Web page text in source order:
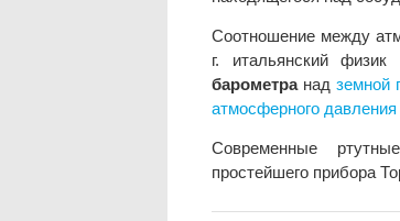
Соотношение между
г. итальянский
барометранадземной
атмосферного давления
Современные
простейшего прибора